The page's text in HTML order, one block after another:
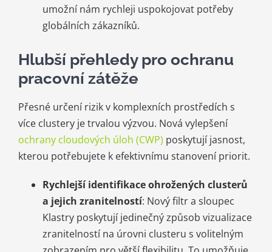
umožní nám rychleji uspokojovat potřeby
globálních zákazníků.
Hlubší přehledy pro ochranu
pracovní zátěže
Přesné určení rizik v komplexních prostředích s
více clustery je trvalou výzvou. Nová vylepšení
ochrany cloudových úloh (CWP) poskytují jasnost,
kterou potřebujete k efektivnímu stanovení priorit.
Rychlejší identifikace ohrožených clusterů
a jejich zranitelností: Nový filtr a sloupec
Klastry poskytují jedinečný způsob vizualizace
zranitelností na úrovni clusteru s volitelným